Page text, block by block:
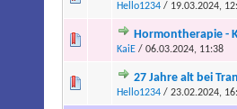
Hello1234 / 19.03.2024,
Hormontherapie -
KaiE / 06.03.2024, 11:38
27 Jahre alt bei
Hello1234 / 23.02.2024,